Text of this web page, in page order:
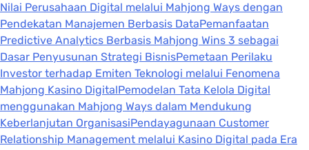
Nilai Perusahaan Digital melalui Mahjong Ways dengan
Pendekatan Manajemen Berbasis DataPemanfaatan
Predictive Analytics Berbasis Mahjong Wins 3 sebagai
Dasar Penyusunan Strategi BisnisPemetaan Perilaku
Investor terhadap Emiten Teknologi melalui Fenomena
Mahjong Kasino DigitalPemodelan Tata Kelola Digital
menggunakan Mahjong Ways dalam Mendukung
Keberlanjutan OrganisasiPendayagunaan Customer
Relationship Management melalui Kasino Digital pada Era